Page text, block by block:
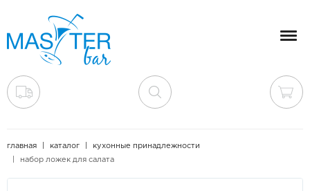
главная каталог
кухонные принадлежности
набор ложек для салата